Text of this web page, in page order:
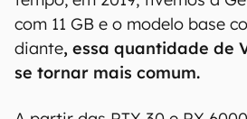
com 11 GB e o modelo base
diante, essa quantidade de
se tornar mais comum.